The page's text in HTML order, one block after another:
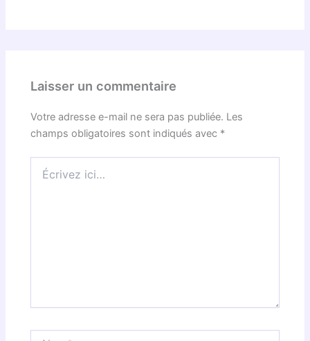
Laisser un commentaire
Votre adresse e-mail ne sera pas publiée. Les
champs obligatoires sont indiqués avec *
ici…